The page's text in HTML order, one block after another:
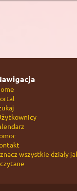
wszystkie działy